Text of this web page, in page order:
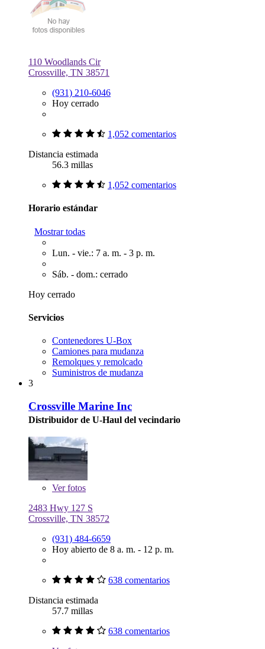
110 Woodlands Cir
Crossville, TN 38571
(931) 210-6046
Hoy cerrado
1,052 comentarios
Distancia estimada
56.3 millas
1,052 comentarios
Horario estándar
Mostrar todas
Lun. - vie.: 7 a. m. - 3 p. m.
Sáb. - dom.: cerrado
Hoy cerrado
Servicios
Contenedores U-Box
Camiones para mudanza
Remolques y remolcado
Suministros de mudanza
3
Crossville Marine Inc
Distribuidor de U-Haul del vecindario
Verfotos
2483 Hwy 127 S
Crossville, TN 38572
(931) 484-6659
Hoy abierto de 8 a. m. - 12 p. m.
638 comentarios
Distancia estimada
57.7 millas
638 comentarios